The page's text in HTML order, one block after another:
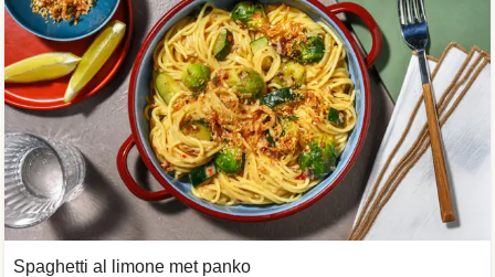
Spaghetti al limone met panko